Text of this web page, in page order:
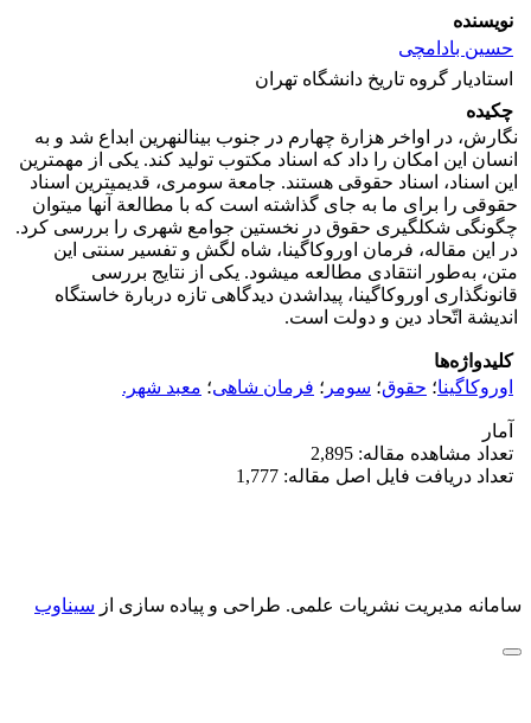
نویسنده
حسین بادامچی
استادیار گروه تاریخ دانشگاه تهران
چکیده
نگارش، در اواخر هزارة چهارم در جنوب بینالنهرین ابداع شد و به
انسان این امکان را داد که اسناد مکتوب تولید کند. یکی از مهمترین
این اسناد، اسناد حقوقی هستند. جامعة سومری، قدیمیترین اسناد
حقوقی را برای ما به جای گذاشته است که با مطالعة آنها میتوان
چگونگی شکلگیری حقوق در نخستین جوامع شهری را بررسی کرد.
در این مقاله، فرمان اوروکاگینا، شاه لگش و تفسیر سنتی این
متن، به‌طور انتقادی مطالعه میشود. یکی از نتایج بررسی
قانونگذاری اوروکاگینا، پیدا‌شدن دیدگاهی تازه دربارة خاستگاه
اندیشة اتّحاد دین و دولت است.
کلیدواژه‌ها
اوروکاگینا؛ حقوق؛ سومر ؛ فرمان شاهی؛ معبد شهر.
آمار
تعداد مشاهده مقاله: 2,895
تعداد دریافت فایل اصل مقاله: 1,777
سامانه مدیریت نشریات علمی. طراحی و پیاده سازی از سیناوب